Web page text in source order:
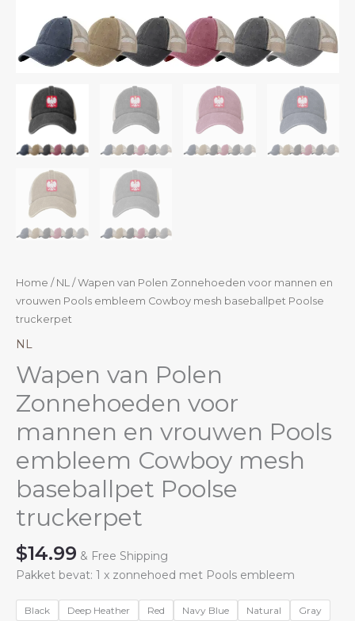
Home / NL / Wapen van Polen Zonnehoeden voor mannen en
vrouwen Pools embleem Cowboy mesh baseballpet Poolse
truckerpet
NL
Wapen van Polen
Zonnehoeden voor
mannen en vrouwen Pools
embleem Cowboy mesh
baseballpet Poolse
truckerpet
$14.99 & Free Shipping
Pakket bevat: 1 x zonnehoed met Pools embleem
Black Deep Heather Red Navy Blue Natural Gray